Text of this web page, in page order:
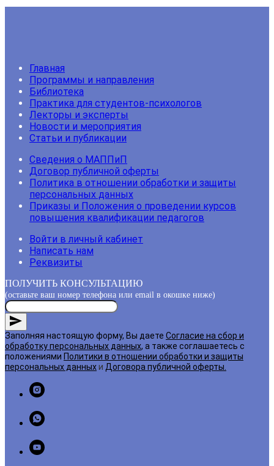
Главная
Программы и направления
Библиотека
Практика для студентов-психологов
Лекторы и эксперты
Новости и мероприятия
Статьи и публикации
Сведения о МАППиП
Договор публичной оферты
Политика в отношении обработки и защиты
персональных данных
Приказы и Положения о проведении курсов
повышения квалификации педагогов
Войти в личный кабинет
Написать нам
Реквизиты
ПОЛУЧИТЬ КОНСУЛЬТАЦИЮ
(оставьте ваш номер телефона или email в окошке ниже)
Заполняя настоящую форму, Вы даете Согласие на сбор и
обработку персональных данных, а также соглашаетесь с
положениями Политики в отношении обработки и защиты
персональных данныхи Договора публичной оферты